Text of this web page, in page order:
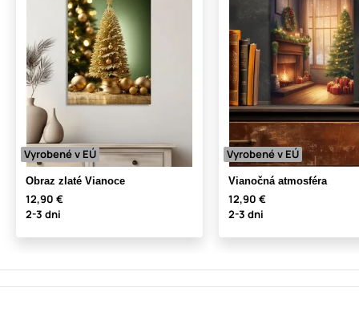
Vyrobené v EÚ
Obraz zlaté Vianoce
12,90 €
2-3 dni
Vyrobené v EÚ
Vianočná atmosféra
12,90 €
2-3 dni